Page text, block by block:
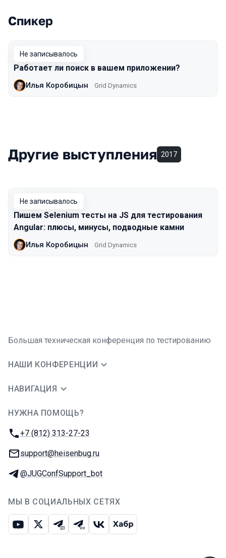
Выступления в сезоне 2017 Moscow
Спикер
Не записывалось
Работает ли поиск в вашем приложении?
Илья Коробицын Grid Dynamics
Другие выступления 2017
Не записывалось
Пишем Selenium тесты на JS для тестирования
Angular: плюсы, минусы, подводные камни
Илья Коробицын Grid Dynamics
Большая техническая конференция по тестированию
НАШИ КОНФЕРЕНЦИИ
НАВИГАЦИЯ
НУЖНА ПОМОЩЬ?
Телефон:
+7 (812) 313-27-23
E-mail:
support@heisenbug.ru
Телеграм:
@JUGConfSupport_bot
МЫ В СОЦИАЛЬНЫХ СЕТЯХ
ЮтубИкс Телеграм-чат
Телеграм-канал
ВКонтакте
Хабр